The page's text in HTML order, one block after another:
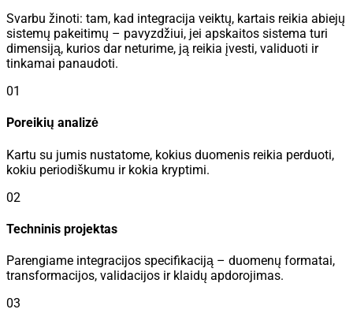
Svarbu žinoti: tam, kad integracija veiktų, kartais reikia abiejų
sistemų pakeitimų – pavyzdžiui, jei apskaitos sistema turi
dimensiją, kurios dar neturime, ją reikia įvesti, validuoti ir
tinkamai panaudoti.
01
Poreikių analizė
Kartu su jumis nustatome, kokius duomenis reikia perduoti,
kokiu periodiškumu ir kokia kryptimi.
02
Techninis projektas
Parengiame integracijos specifikaciją – duomenų formatai,
transformacijos, validacijos ir klaidų apdorojimas.
03